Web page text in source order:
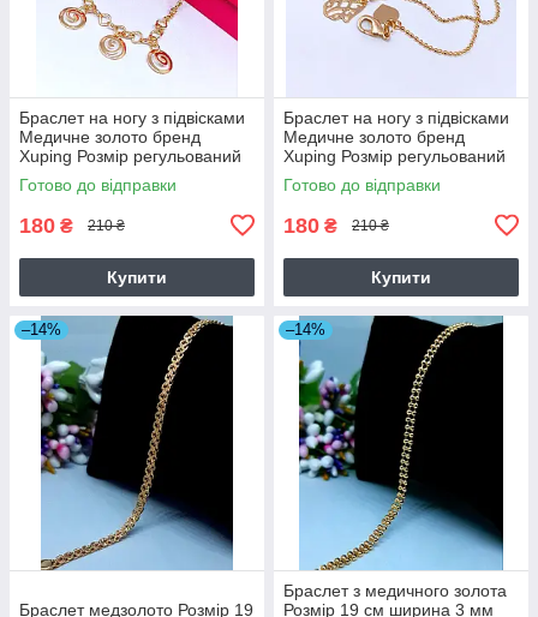
Браслет на ногу з підвісками
Медичне золото бренд
Xuping Розмір регульований
24-29 см код 5849
Готово до відправки
180 ₴ 210 ₴
Купити
Браслет на ногу з підвісками
Медичне золото бренд
Xuping Розмір регульований
24-28 см код 5850
Готово до відправки
180 ₴ 210 ₴
Купити
–14%
Браслет медзолото Розмір 19
–14%
Браслет з медичного золота
Розмір 19 см ширина 3 мм